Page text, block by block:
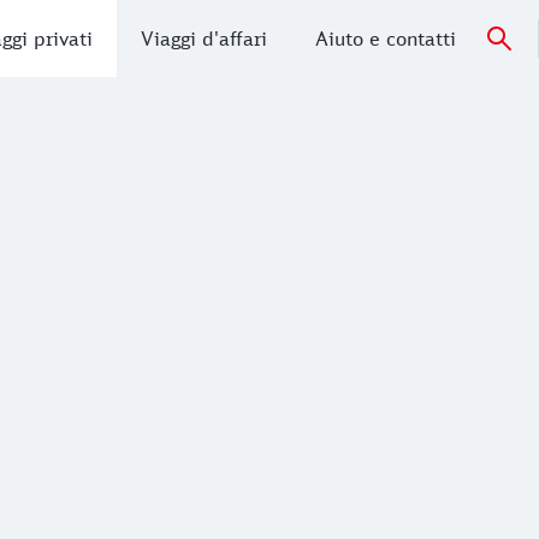
privati Viaggi d'affari Aiuto e contatti